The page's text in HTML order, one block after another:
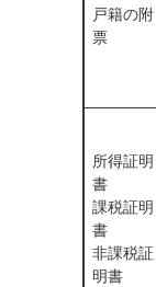
戸籍の附
票
所得証明
書
課税証明
書
非課税証
明書